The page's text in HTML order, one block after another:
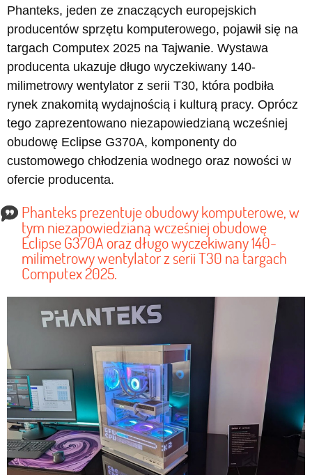
Phanteks, jeden ze znaczących europejskich
producentów sprzętu komputerowego, pojawił się na
targach Computex 2025 na Tajwanie. Wystawa
producenta ukazuje długo wyczekiwany 140-
milimetrowy wentylator z serii T30, która podbiła
rynek znakomitą wydajnością i kulturą pracy. Oprócz
tego zaprezentowano niezapowiedzianą wcześniej
obudowę Eclipse G370A, komponenty do
customowego chłodzenia wodnego oraz nowości w
ofercie producenta.
Phanteks prezentuje obudowy komputerowe, w
tym niezapowiedzianą wcześniej obudowę
Eclipse G370A oraz długo wyczekiwany 140-
milimetrowy wentylator z serii T30 na targach
Computex 2025.